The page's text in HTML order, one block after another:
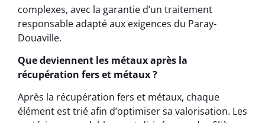
complexes, avec la garantie d’un traitement
responsable adapté aux exigences du Paray-
Douaville.
Que deviennent les métaux après la
récupération fers et métaux ?
Après la récupération fers et métaux, chaque
élément est trié afin d’optimiser sa valorisation. Les